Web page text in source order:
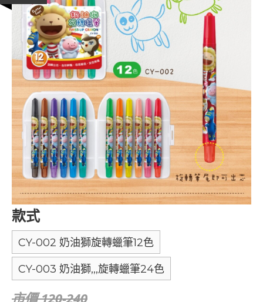
款式
CY-002 奶油獅旋轉蠟筆12色
CY-003 奶油獅,,,旋轉蠟筆24色
市價 120-240